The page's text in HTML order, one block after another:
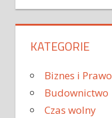
KATEGORIE
Biznes i Prawo
Budownictwo
Czas wolny